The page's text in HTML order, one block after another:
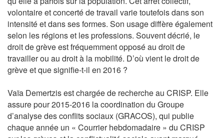
volontaire et concerté de travail varie toutefois dans son
intensité et dans ses formes. Son usage diffère également
selon les régions et les professions. Souvent décrié, le
droit de grève est fréquemment opposé au droit de
travailler ou au droit à la mobilité. D’où vient le droit de
grève et que signifie-t-il en 2016 ?
Vaïa Demertzis est chargée de recherche au CRISP. Elle
assure pour 2015-2016 la coordination du Groupe
d’analyse des conflits sociaux (GRACOS), qui publie
chaque année un « Courrier hebdomadaire » du CRISP